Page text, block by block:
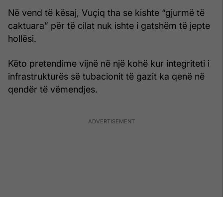
Në vend të kësaj, Vuçiq tha se kishte “gjurmë të
caktuara” për të cilat nuk ishte i gatshëm të jepte
hollësi.
Këto pretendime vijnë në një kohë kur integriteti i
infrastrukturës së tubacionit të gazit ka qenë në
qendër të vëmendjes.